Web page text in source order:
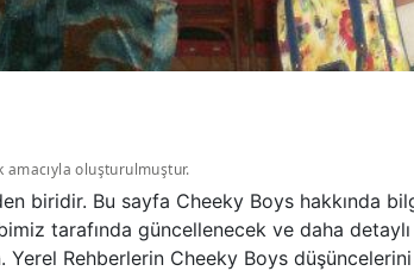
oluşturulmuştur.
biridir. Bu sayfa Cheeky Boys hakkında
tarafında güncellenecek ve daha
Rehberlerin Cheeky Boys